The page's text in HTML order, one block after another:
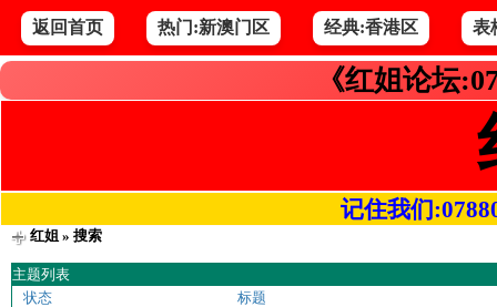
返回首页 热门:新澳门区 经典:香港区 表
《红姐论坛
记住我们
红姐» 搜索
主题列表
状态
标题